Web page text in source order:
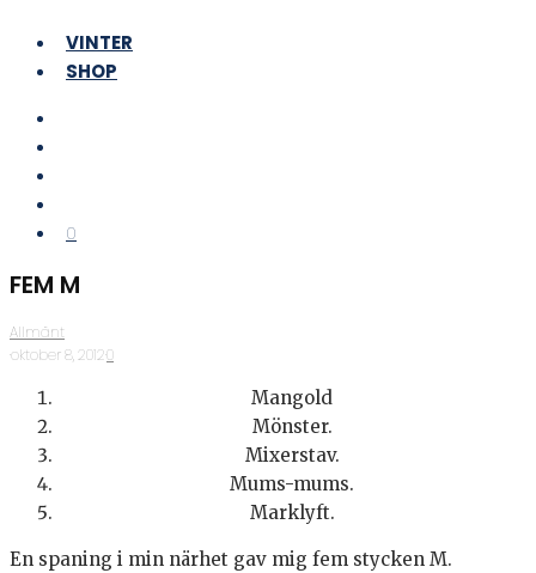
VINTER
SHOP
0
FEM M
Allmänt
·oktober 8, 2012·0
Mangold
Mönster.
Mixerstav.
Mums-mums.
Marklyft.
En spaning i min närhet gav mig fem stycken M.